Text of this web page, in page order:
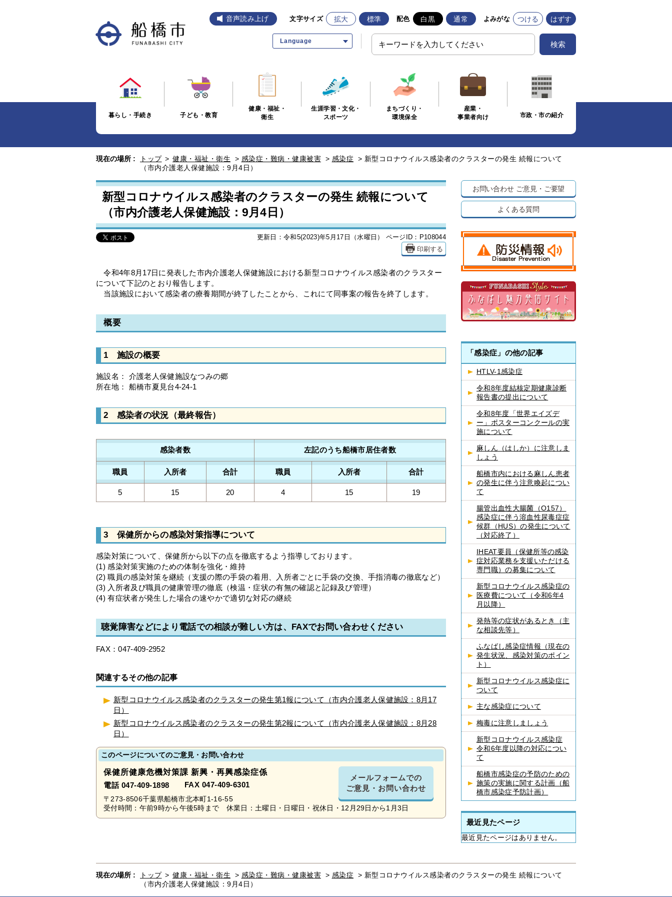
音声読み上げ 文字サイズ 拡大 標準 配色 白黒 通常 よみがな つける はずす
Language 検索
暮らし・手続き 子ども・教育
健康・福祉・
衛生
生涯学習・文化・
スポーツ
まちづくり・
環境保全
産業・
事業者向け
市政・市の紹介
現在の場所 : トップ > 健康・福祉・衛生 > 感染症・難病・健康被害 > 感染症 > 新型コロナウイルス感染者のクラスターの発生 続報について
（市内介護老人保健施設：9月4日）
新型コロナウイルス感染者のクラスターの発生 続報について
（市内介護老人保健施設：9月4日）
更新日：令和5(2023)年5月17日（水曜日） ページID：P108044
印刷する
令和4年8月17日に発表した市内介護老人保健施設における新型コロナウイルス感染者のクラスター
について下記のとおり報告します。
当該施設において感染者の療養期間が終了したことから、これにて同事案の報告を終了します。
概要
1 施設の概要
施設名： 介護老人保健施設なつみの郷
所在地： 船橋市夏見台4-24-1
2 感染者の状況（最終報告）
感染者数 左記のうち船橋市居住者数
職員 入所者 合計 職員 入所者 合計
5 15 20 4 15 19
3 保健所からの感染対策指導について
感染対策について、保健所から以下の点を徹底するよう指導しております。
(1) 感染対策実施のための体制を強化・維持
(2) 職員の感染対策を継続（支援の際の手袋の着用、入所者ごとに手袋の交換、手指消毒の徹底など）
(3) 入所者及び職員の健康管理の徹底（検温・症状の有無の確認と記録及び管理）
(4) 有症状者が発生した場合の速やかで適切な対応の継続
聴覚障害などにより電話での相談が難しい方は、FAXでお問い合わせください
FAX：047-409-2952
関連するその他の記事
新型コロナウイルス感染者のクラスターの発生第1報について（市内介護老人保健施設：8月17
日）
新型コロナウイルス感染者のクラスターの発生第2報について（市内介護老人保健施設：8月28
日）
このページについてのご意見・お問い合わせ
保健所健康危機対策課 新興・再興感染症係
電話 047-409-1898 FAX 047-409-6301
メールフォームでの
ご意見・お問い合わせ
〒273-8506千葉県船橋市北本町1-16-55
受付時間：午前9時から午後5時まで 休業日：土曜日・日曜日・祝休日・12月29日から1月3日
お問い合わせ ご意見・ご要望
よくある質問
「感染症」の他の記事
HTLV-1感染症
令和8年度結核定期健康診断
報告書の提出について
令和8年度「世界エイズデ
ー」ポスターコンクールの実
施について
麻しん（はしか）に注意しま
しょう
船橋市内における麻しん患者
の発生に伴う注意喚起につい
て
腸管出血性大腸菌（O157）
感染症に伴う溶血性尿毒症症
候群（HUS）の発生について
（対応終了）
IHEAT要員（保健所等の感染
症対応業務を支援いただける
専門職）の募集について
新型コロナウイルス感染症の
医療費について（令和6年4
月以降）
発熱等の症状があるとき（主
な相談先等）
ふなばし感染症情報（現在の
発生状況、感染対策のポイン
ト）
新型コロナウイルス感染症に
ついて
主な感染症について
梅毒に注意しましょう
新型コロナウイルス感染症
令和6年度以降の対応につい
て
船橋市感染症の予防のための
施策の実施に関する計画（船
橋市感染症予防計画）
最近見たページ
最近見たページはありません。
現在の場所 : トップ > 健康・福祉・衛生 > 感染症・難病・健康被害 > 感染症 > 新型コロナウイルス感染者のクラスターの発生 続報について
（市内介護老人保健施設：9月4日）